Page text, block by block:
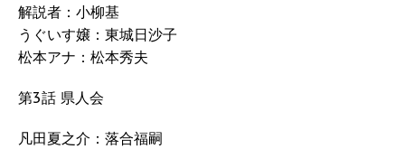
解説者：小柳基
うぐいす嬢：東城日沙子
松本アナ：松本秀夫
第3話 県人会
凡田夏之介：落合福嗣